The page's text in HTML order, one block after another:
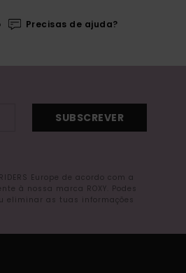
Precisas de ajuda?
SUBSCREVER
Europe de acordo com a
à nossa marca ROXY. Podes
eliminar as tuas informações